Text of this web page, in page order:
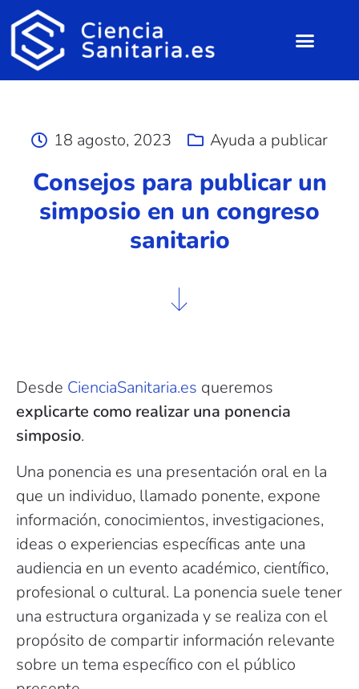
18 agosto, 2023 Ayuda a publicar
Consejos para publicar un
simposio en un congreso
sanitario
Desde CienciaSanitaria.es queremos
explicarte como realizar una ponencia
simposio.
Una ponencia es una presentación oral en la
que un individuo, llamado ponente, expone
información, conocimientos, investigaciones,
ideas o experiencias específicas ante una
audiencia en un evento académico, científico,
profesional o cultural. La ponencia suele tener
una estructura organizada y se realiza con el
propósito de compartir información relevante
sobre un tema específico con el público